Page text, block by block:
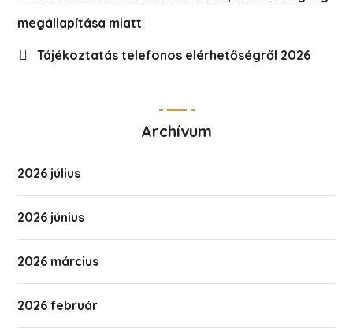
megállapítása miatt
Tájékoztatás telefonos elérhetőségről 2026
Archívum
2026 július
2026 június
2026 március
2026 február